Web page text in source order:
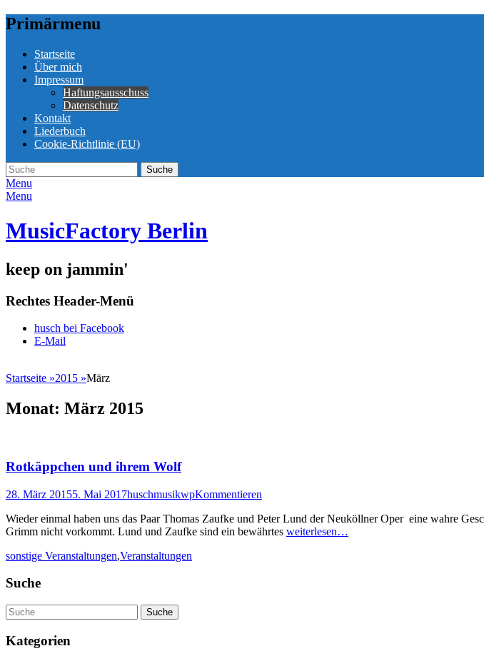
Primärmenu
Weiter
zum
Inhalt
Startseite
Über mich
Impressum
Haftungsausschuss
Datenschutz
Kontakt
Liederbuch
Cookie-Richtlinie (EU)
Suche
Suche
nach:
Menu
Menu
MusicFactory Berlin
keep on jammin'
Rechtes Header-Menü
Weiter
zum
husch bei Facebook
E-Mail
Startseite »2015 »März
Monat: März 2015
Rotkäppchen und ihrem Wolf
Veröffentlicht
28. März 20155. Mai 2017Autor
huschmusikwpKommentieren
Wieder einmal haben uns das Paar Thomas Zaufke und Peter Lund der Neuköllner Oper eine wahre
Grimm nicht vorkommt. Lund und Zaufke sind ein bewährtes weiterlesen…
Kategorien
sonstige Veranstaltungen,Veranstaltungen
Suche
Suche
nach:
Kategorien